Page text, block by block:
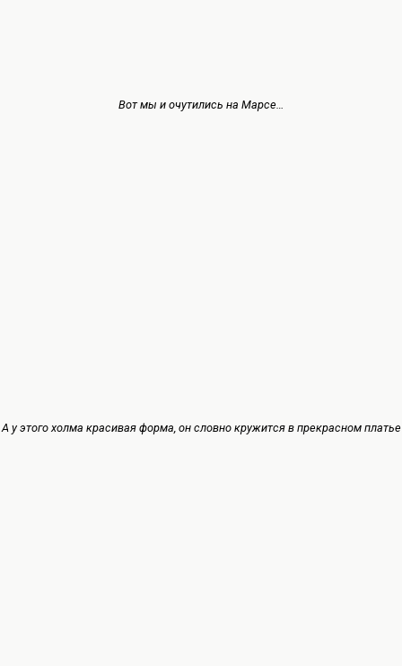
Вот мы и очутились на Марсе…
А у этого холма красивая форма, он словно кружится в прекрасном платье